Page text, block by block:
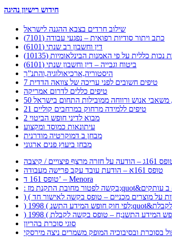
חידוש רישיון נהיגה
שילוב חרדים בצבא ההגנה לישראל
כתב ויתור סודיות רפואית – נפגעי עבודה (7101)
דין וחשבון רב שנתי (6101)
כללית על פי האמנות הבינלאומיות (10135)
ביטוח וגבייה – דין וחשבון שנתי (6101)
היסטוריה,ארכיאולוגיה,והתנ”ך
7 טיפים חשובים לפני עריכה של צוואה הדדית
טיפים כללים לדרום אמריקה
משאבי אנוש ורווחה ממובילות התחום בישראל
21 טיפים ללמידה מרחוק במרחבים קוליים
מבוא לדיני חופש הביטוי 2
עיתונאות כמוסד ומקצוע
מבחן ב דמוקרטיה מודרנית
מבחן ביעוץ פנים ארגוני
– הודעה על חזרה מרצף פיצויים / קיצבה
טופס 161א – הודעת עובד עקב פרישה מעבודה
טופס 161 ד’ – Menora
סוגי סוכרת בהריון
בסוכרת ובסיבוכיה המופק משמרים ניצה מירסקי